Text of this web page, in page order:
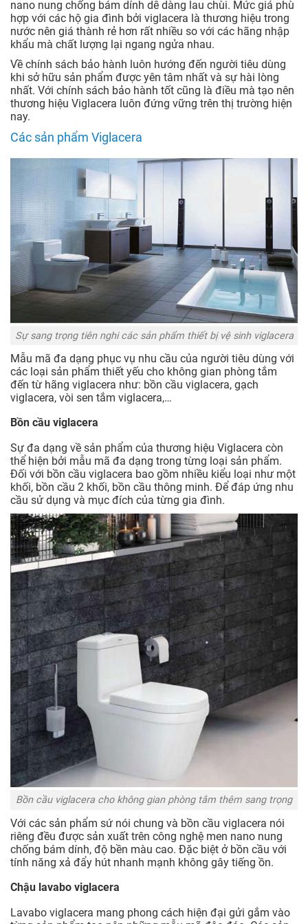
nano nung chống bám dính dễ dàng lau chùi. Mức giá phù
hợp với các hộ gia đình bởi viglacera là thương hiệu trong
nước nên giá thành rẻ hơn rất nhiều so với các hãng nhập
khẩu mà chất lượng lại ngang ngửa nhau.
Về chính sách bảo hành luôn hướng đến người tiêu dùng
khi sở hữu sản phẩm được yên tâm nhất và sự hài lòng
nhất. Với chính sách bảo hành tốt cũng là điều mà tạo nên
thương hiệu Viglacera luôn đứng vững trên thị trường hiện
nay.
Các sản phẩm Viglacera
Sự sang trọng tiên nghi các sản phẩm thiết bị vệ sinh viglacera
Mẫu mã đa dạng phục vụ nhu cầu của người tiêu dùng với
các loại sản phẩm thiết yếu cho không gian phòng tắm
đến từ hãng viglacera như: bồn cầu viglacera, gạch
viglacera, vòi sen tắm viglacera,…
Bồn cầu viglacera
Sự đa dạng về sản phẩm của thương hiệu Viglacera còn
thể hiện bởi mẫu mã đa dạng trong từng loại sản phẩm.
Đối với bồn cầu viglacera bao gồm nhiều kiểu loại như một
khối, bồn cầu 2 khối, bồn cầu thông minh. Để đáp ứng nhu
cầu sử dụng và mục đích của từng gia đình.
Bồn cầu viglacera cho không gian phòng tắm thêm sang trọng
Với các sản phẩm sứ nói chung và bồn cầu viglacera nói
riêng đều được sản xuất trên công nghệ men nano nung
chống bám dính, độ bền màu cao. Đặc biệt ở bồn cầu với
tính năng xả đẩy hút nhanh mạnh không gây tiếng ồn.
Chậu lavabo viglacera
Lavabo viglacera mang phong cách hiện đại gửi gắm vào